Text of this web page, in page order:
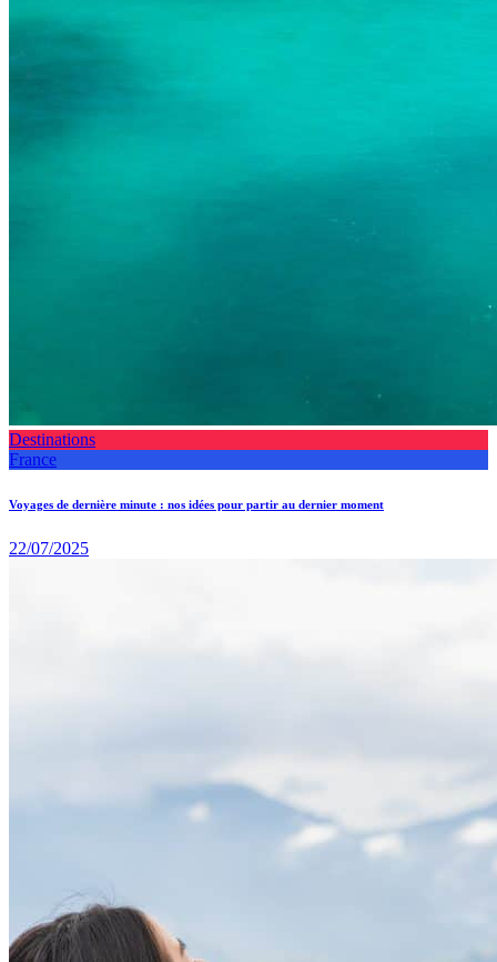
Destinations
France
Voyages de dernière minute : nos idées pour partir au dernier moment
22/07/2025